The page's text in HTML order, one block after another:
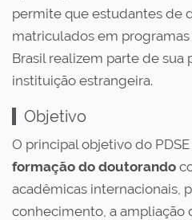
permite que estudantes de
matriculados em
Brasil realizem parte de sua
instituição estrangeira.
Objetivo
O principal objetivo do
formação do doutorando
acadêmicas internacionais,
conhecimento, a ampliação